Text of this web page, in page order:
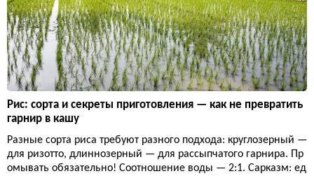
Рис: сорта и секреты приготовления — как не превратить
гарнир в кашу
Разные сорта риса требуют разного подхода: круглозерный —
для ризотто, длиннозерный — для рассыпчатого гарнира. Пр
омывать обязательно! Соотношение воды — 2:1. Сарказм: ед